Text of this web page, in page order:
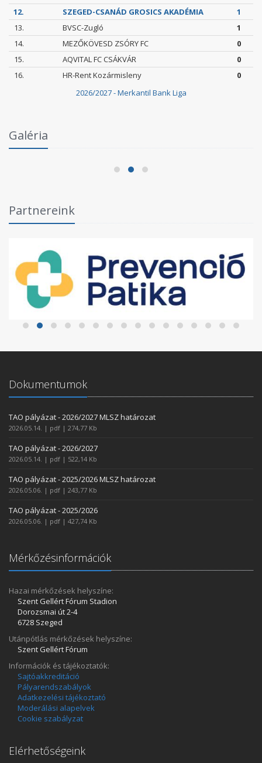
2026/2027 - Merkantil Bank Liga
12.
SZEGED-CSANÁD GROSICS AKADÉMIA
1
13.
BVSC-Zugló
1
14.
MEZŐKÖVESD ZSÓRY FC
0
15.
AQVITAL FC CSÁKVÁR
0
16.
HR-Rent Kozármisleny 0
Galéria
Fórumban
2026.06.03.
Partnereink
Dokumentumok
TAO pályázat - 2026/2027 MLSZ határozat
2026.05.14. | pdf | 274,77 Kb
TAO pályázat - 2026/2027
2026.05.14. | pdf | 522,14 Kb
TAO pályázat - 2025/2026 MLSZ határozat
2026.05.06. | pdf | 243,77 Kb
TAO pályázat - 2025/2026
2026.05.06. | pdf | 427,74 Kb
Mérkőzésinformációk
Hazai mérkőzések helyszíne:
Szent Gellért Fórum Stadion
Dorozsmai út 2-4
6728 Szeged
Utánpótlás mérkőzések helyszíne:
Szent Gellért Fórum
Információk és tájékoztatók:
Sajtóakkreditáció
Pályarendszabályok
Adatkezelési tájékoztató
Moderálási alapelvek
Cookie szabályzat
Elérhetőségeink